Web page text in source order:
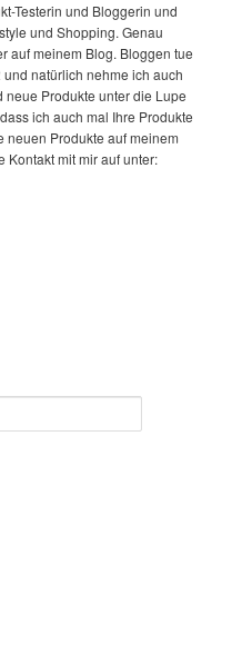
Testerin und Bloggerin und
und Shopping. Genau
auf meinem Blog. Bloggen tue
natürlich nehme ich auch
Produkte unter die Lupe
ich auch mal Ihre Produkte
neuen Produkte auf meinem
Kontakt mit mir auf unter: